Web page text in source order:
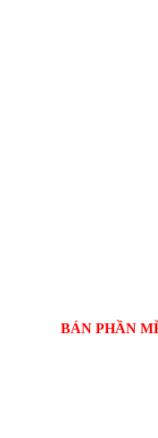
BÁN PHẦN